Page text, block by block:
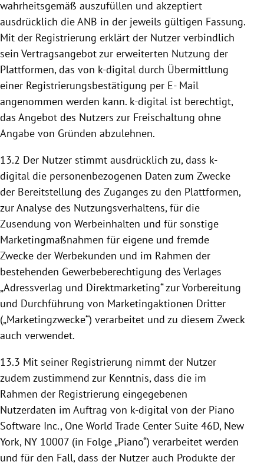
wahrheitsgemäß auszufüllen und akzeptiert
ausdrücklich die ANB in der jeweils gültigen Fassung.
Mit der Registrierung erklärt der Nutzer verbindlich
sein Vertragsangebot zur erweiterten Nutzung der
Plattformen, das von k-digital durch Übermittlung
einer Registrierungsbestätigung per E- Mail
angenommen werden kann. k-digital ist berechtigt,
das Angebot des Nutzers zur Freischaltung ohne
Angabe von Gründen abzulehnen.
13.2 Der Nutzer stimmt ausdrücklich zu, dass k-
digital die personenbezogenen Daten zum Zwecke
der Bereitstellung des Zuganges zu den Plattformen,
zur Analyse des Nutzungsverhaltens, für die
Zusendung von Werbeinhalten und für sonstige
Marketingmaßnahmen für eigene und fremde
Zwecke der Werbekunden und im Rahmen der
bestehenden Gewerbeberechtigung des Verlages
„Adressverlag und Direktmarketing“ zur Vorbereitung
und Durchführung von Marketingaktionen Dritter
(„Marketingzwecke“) verarbeitet und zu diesem Zweck
auch verwendet.
13.3 Mit seiner Registrierung nimmt der Nutzer
zudem zustimmend zur Kenntnis, dass die im
Rahmen der Registrierung eingegebenen
Nutzerdaten im Auftrag von k-digital von der Piano
Software Inc., One World Trade Center Suite 46D, New
York, NY 10007 (in Folge „Piano“) verarbeitet werden
und für den Fall, dass der Nutzer auch Produkte der